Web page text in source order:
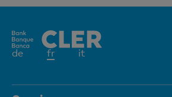
de frElément
it